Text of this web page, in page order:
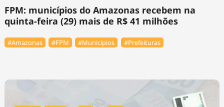
FPM: municípios do Amazonas recebem na
quinta-feira (29) mais de R$ 41 milhões
#Amazonas #FPM #Municípios #Prefeituras